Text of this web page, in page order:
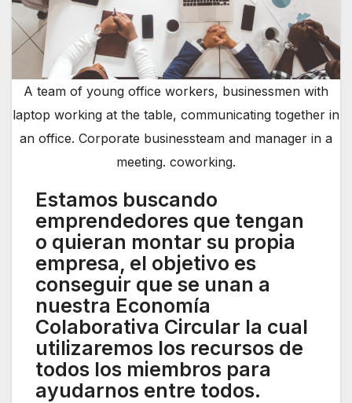
A team of young office workers, businessmen with
laptop working at the table, communicating together in
an office. Corporate businessteam and manager in a
meeting. coworking.
Estamos buscando
emprendedores que tengan
o quieran montar su propia
empresa, el objetivo es
conseguir que se unan a
nuestra Economía
Colaborativa Circular la cual
utilizaremos los recursos de
todos los miembros para
ayudarnos entre todos.